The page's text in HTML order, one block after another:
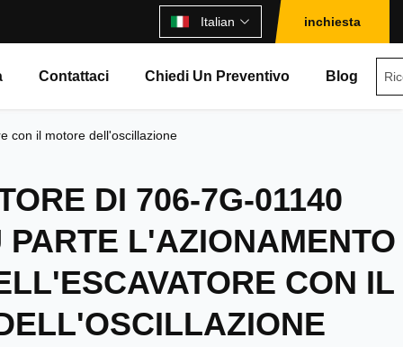
Italian inchiesta
Contattaci Chiedi Un Preventivo Blog
con il motore dell'oscillazione
DI 706-7G-01140
PARTE L'AZIONAMENTO
CON IL